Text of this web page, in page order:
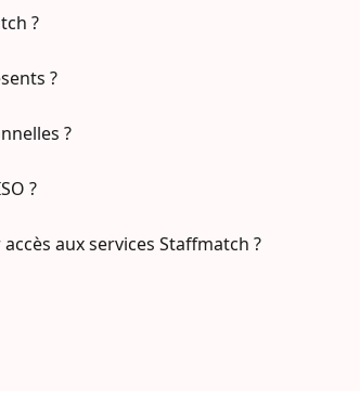
?
?
?
?
aux services Staffmatch ?